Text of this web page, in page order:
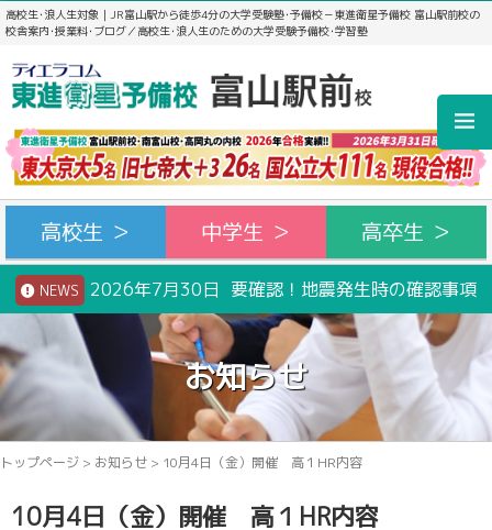
高校生･浪人生対象｜JR富山駅から徒歩4分の大学受験塾･予備校－東進衛星予備校 富山駅前校の
校舎案内･授業料･ブログ／高校生･浪人生のための大学受験予備校･学習塾
高校生 ＞ 中学生 ＞ 高卒生 ＞
NEWS 2026年7月30日 要確認！地震発生時の確認事項
お知らせ
トップページ > お知らせ > 10月4日（金）開催 高１HR内容
10月4日（金）開催 高１HR内容